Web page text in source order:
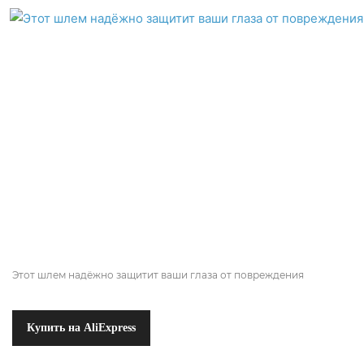
Этот шлем надёжно защитит ваши глаза от повреждения
Купить на AliExpress